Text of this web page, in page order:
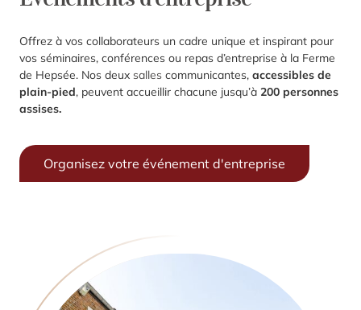
Offrez à vos collaborateurs un cadre unique et inspirant pour
vos séminaires, conférences ou repas d’entreprise à la Ferme
de Hepsée. Nos deux salles communicantes, accessibles de
plain-pied, peuvent accueillir chacune jusqu’à 200 personnes
assises.
Organisez votre événement d'entreprise